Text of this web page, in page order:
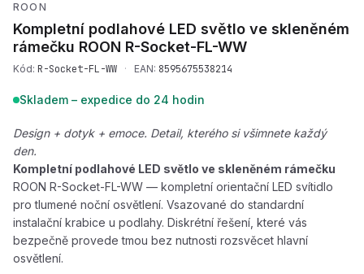
ROON
Kompletní podlahové LED světlo ve skleněném
rámečku ROON R-Socket-FL-WW
Kód: R-Socket-FL-WW · EAN: 8595675538214
Skladem – expedice do 24 hodin
Design + dotyk + emoce. Detail, kterého si všimnete každý
den.
Kompletní podlahové LED světlo ve skleněném rámečku
ROON R-Socket-FL-WW — kompletní orientační LED svítidlo
pro tlumené noční osvětlení. Vsazované do standardní
instalační krabice u podlahy. Diskrétní řešení, které vás
bezpečně provede tmou bez nutnosti rozsvěcet hlavní
osvětlení.